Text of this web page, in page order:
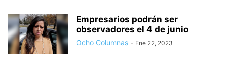
Empresarios podrán ser
observadores el 4 de junio
Ocho Columnas - Ene 22, 2023